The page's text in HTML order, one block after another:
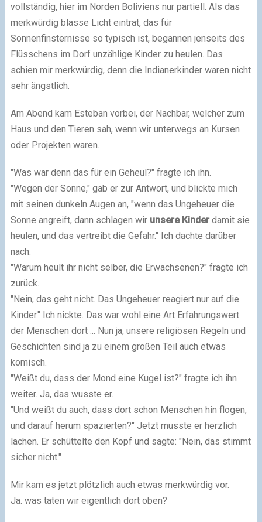
vollständig, hier im Norden Boliviens nur partiell. Als das
merkwürdig blasse Licht eintrat, das für
Sonnenfinsternisse so typisch ist, begannen jenseits des
Flüsschens im Dorf unzählige Kinder zu heulen. Das
schien mir merkwürdig, denn die Indianerkinder waren nicht
sehr ängstlich.
Am Abend kam Esteban vorbei, der Nachbar, welcher zum
Haus und den Tieren sah, wenn wir unterwegs an Kursen
oder Projekten waren.
"Was war denn das für ein Geheul?" fragte ich ihn.
"Wegen der Sonne," gab er zur Antwort, und blickte mich
mit seinen dunkeln Augen an, "wenn das Ungeheuer die
Sonne angreift, dann schlagen wir unsere Kinderdamit sie
heulen, und das vertreibt die Gefahr." Ich dachte darüber
nach.
"Warum heult ihr nicht selber, die Erwachsenen?" fragte ich
zurück.
"Nein, das geht nicht. Das Ungeheuer reagiert nur auf die
Kinder." Ich nickte. Das war wohl eine Art Erfahrungswert
der Menschen dort ... Nun ja, unsere religiösen Regeln und
Geschichten sind ja zu einem großen Teil auch etwas
komisch.
"Weißt du, dass der Mond eine Kugel ist?" fragte ich ihn
weiter. Ja, das wusste er.
"Und weißt du auch, dass dort schon Menschen hin flogen,
und darauf herum spazierten?" Jetzt musste er herzlich
lachen. Er schüttelte den Kopf und sagte: "Nein, das stimmt
sicher nicht."
Mir kam es jetzt plötzlich auch etwas merkwürdig vor.
Ja. was taten wir eigentlich dort oben?